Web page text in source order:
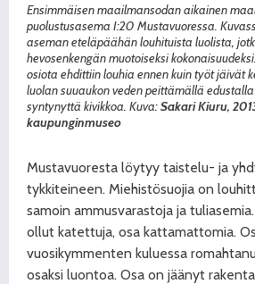
Ensimmäisen maailmansodan aikainen
puolustusasema I:20 Mustavuoressa.
aseman eteläpäähän louhituista luolista,
hevosenkengän muotoiseksi
osiota ehdittiin louhia ennen kuin työt jäivät
luolan suuaukon veden peittämällä
syntynyttä kivikkoa. Kuva:Sakari Kiuru,
kaupunginmuseo
Mustavuoresta löytyy taistelu- ja
tykkiteineen. Miehistösuojia on
samoin ammusvarastoja ja
ollut katettuja, osa kattamattomia.
vuosikymmenten kuluessa
osaksi luontoa. Osa on jäänyt